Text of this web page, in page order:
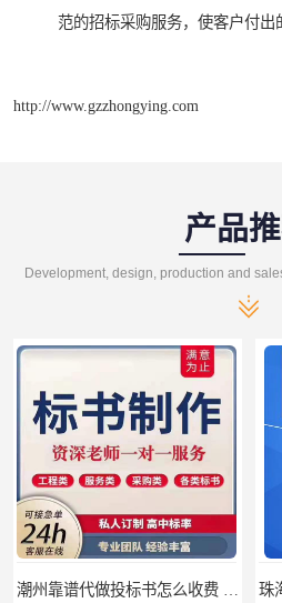
范的招标采购服务，使客户付出
http://www.gzzhongying.com
产品